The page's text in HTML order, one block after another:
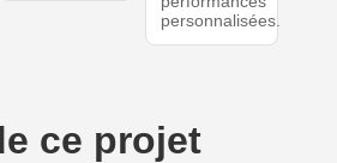
personnalisées.
ce projet